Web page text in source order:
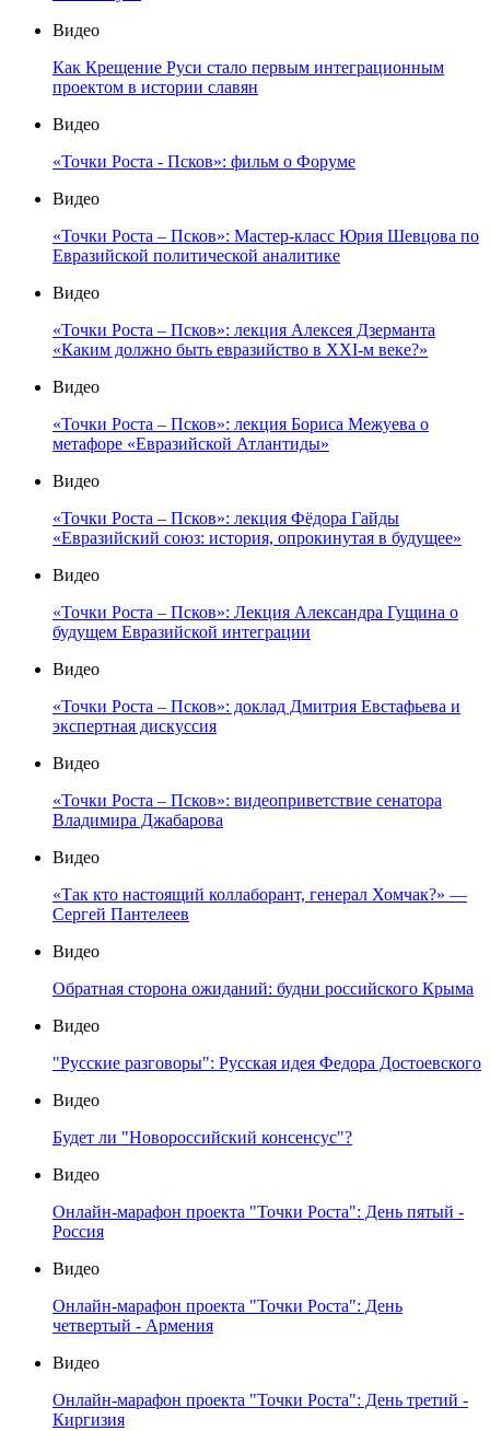
Видео
Как Крещение Руси стало первым интеграционным
проектом в истории славян
Видео
«Точки Роста - Псков»: фильм о Форуме
Видео
«Точки Роста – Псков»: Мастер-класс Юрия Шевцова по
Евразийской политической аналитике
Видео
«Точки Роста – Псков»: лекция Алексея Дзерманта
«Каким должно быть евразийство в XXI-м веке?»
Видео
«Точки Роста – Псков»: лекция Бориса Межуева о
метафоре «Евразийской Атлантиды»
Видео
«Точки Роста – Псков»: лекция Фёдора Гайды
«Евразийский союз: история, опрокинутая в будущее»
Видео
«Точки Роста – Псков»: Лекция Александра Гущина о
будущем Евразийской интеграции
Видео
«Точки Роста – Псков»: доклад Дмитрия Евстафьева и
экспертная дискуссия
Видео
«Точки Роста – Псков»: видеоприветствие сенатора
Владимира Джабарова
Видео
«Так кто настоящий коллаборант, генерал Хомчак?» —
Сергей Пантелеев
Видео
Обратная сторона ожиданий: будни российского Крыма
Видео
"Русские разговоры": Русская идея Федора Достоевского
Видео
Будет ли "Новороссийский консенсус"?
Видео
Онлайн-марафон проекта "Точки Роста": День пятый -
Россия
Видео
Онлайн-марафон проекта "Точки Роста": День
четвертый - Армения
Видео
Онлайн-марафон проекта "Точки Роста": День третий -
Киргизия